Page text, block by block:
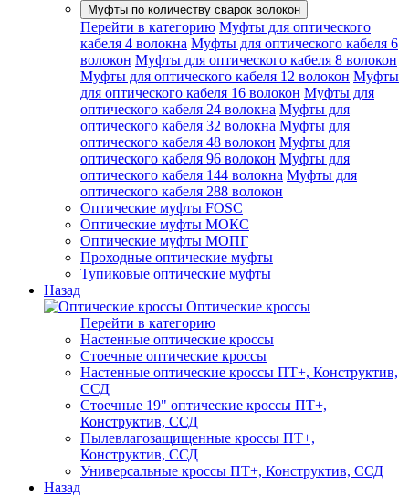
Муфты по количеству сварок волокон
Перейти в категорию Муфты для оптического
кабеля 4 волокна Муфты для оптического кабеля 6
волокон Муфты для оптического кабеля 8 волокон
Муфты для оптического кабеля 12 волокон Муфты
для оптического кабеля 16 волокон Муфты для
оптического кабеля 24 волокна Муфты для
оптического кабеля 32 волокна Муфты для
оптического кабеля 48 волокон Муфты для
оптического кабеля 96 волокон Муфты для
оптического кабеля 144 волокна Муфты для
оптического кабеля 288 волокон
Оптические муфты FOSC
Оптические муфты МОКС
Оптические муфты МОПГ
Проходные оптические муфты
Тупиковые оптические муфты
Назад
Оптические кроссы
Перейти в категорию
Настенные оптические кроссы
Стоечные оптические кроссы
Настенные оптические кроссы ПТ+, Конструктив,
ССД
Стоечные 19" оптические кроссы ПТ+,
Конструктив, ССД
Пылевлагозащищенные кроссы ПТ+,
Конструктив, ССД
Универсальные кроссы ПТ+, Конструктив, ССД
Назад